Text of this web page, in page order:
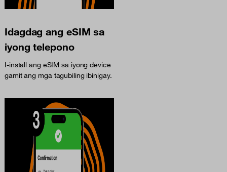
Idagdag ang eSIM sa
iyong telepono
I-install ang eSIM sa iyong device
gamit ang mga tagubiling ibinigay.